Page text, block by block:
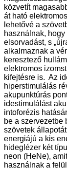
közvetít
át ható
lehetővé a
használnak,
elsorvadást, s
alkalmaznak a
keresztező
elektromos
kifejtésre is. Az
hiperstimulálás
akupunktúrás
idestimulálást
intoforézis
be a szervezetbe
szövetek
energiájú a kis
hideglézer két
neon (HeNe),
használnak a